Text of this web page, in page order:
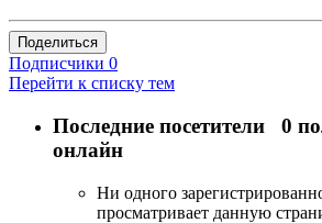
Поделиться
Подписчики 0
Перейти к списку тем
Последние посетители 0
онлайн
Ни одного
просматривает данную